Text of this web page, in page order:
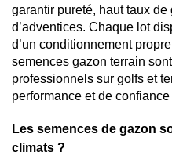
garantir pureté, haut taux
d’adventices. Chaque lot
d’un conditionnement
semences gazon terrain
professionnels sur golfs et
performance et de
Les semences de gazon
climats ?